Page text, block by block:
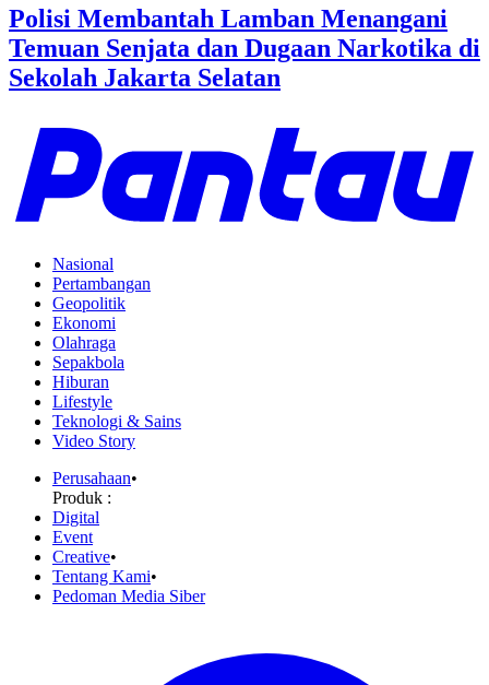
Polisi Membantah Lamban Menangani
Temuan Senjata dan Dugaan Narkotika di
Sekolah Jakarta Selatan
Nasional
Pertambangan
Geopolitik
Ekonomi
Olahraga
Sepakbola
Hiburan
Lifestyle
Teknologi & Sains
Video Story
Perusahaan•
Produk :
Digital
Event
Creative•
Tentang Kami•
Pedoman Media Siber